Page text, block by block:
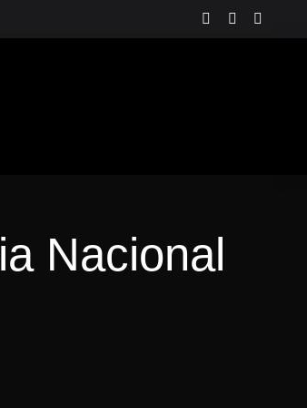
Instagram
LinkedIn
Nacional